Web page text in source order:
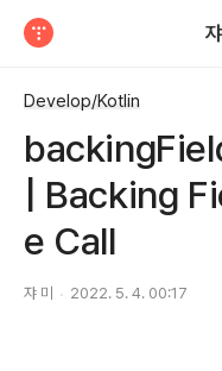
Develop/Kotlin
| Backing
e Call
쟈 미 2022. 5. 4. 00:17